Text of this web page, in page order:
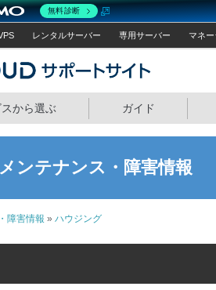
レンタルサーバー 専用サーバー マネ
から選ぶ ガイド
ンテナンス・障害情報
障害情報 » ハウジング
無料診断